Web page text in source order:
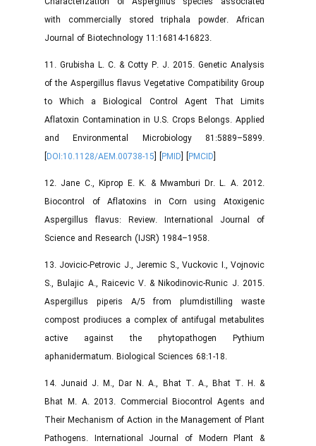
with commercially stored triphala powder. African
Journal of Biotechnology 11:16814-16823.
11. Grubisha L. C. & Cotty P. J. 2015. Genetic Analysis
of the Aspergillus flavus Vegetative Compatibility Group
to Which a Biological Control Agent That Limits
Aflatoxin Contamination in U.S. Crops Belongs. Applied
and Environmental Microbiology 81:5889–5899.
[DOI:10.1128/AEM.00738-15] [PMID] [PMCID
12. Jane C., Kiprop E. K. & Mwamburi Dr. L. A. 2012.
Biocontrol of Aflatoxins in Corn using Atoxigenic
Aspergillus flavus: Review. International Journal of
Science and Research (IJSR) 1984–1958.
13. Jovicic-Petrovic J., Jeremic S., Vuckovic I., Vojnovic
S., Bulajic A., Raicevic V. & Nikodinovic-Runic J. 2015.
Aspergillus piperis A/5 from plumdistilling waste
compost prodiuces a complex of antifugal metabulites
active against the phytopathogen Pythium
aphanidermatum. Biological Sciences 68:1-18.
14. Junaid J. M., Dar N. A., Bhat T. A., Bhat T. H. &
Bhat M. A. 2013. Commercial Biocontrol Agents and
Their Mechanism of Action in the Management of Plant
Pathogens. International Journal of Modern Plant &